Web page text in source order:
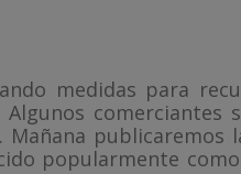
medidas para
comerciantes
Mañana publicaremos
popularmente